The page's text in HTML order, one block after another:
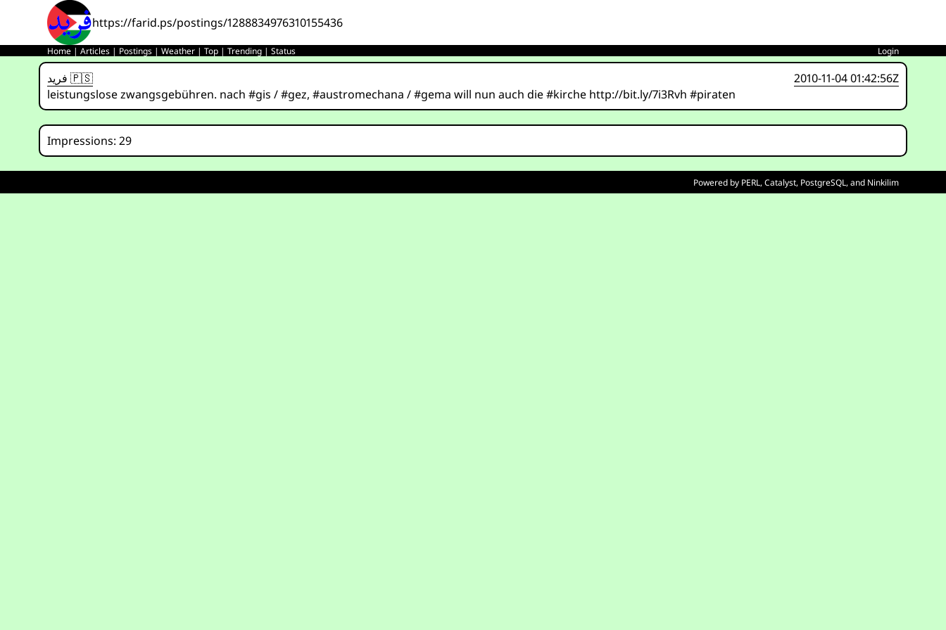
https://farid.ps/postings/1288834976310155436
Home |Articles | Postings |Weather |Top |Trending |Status Login
فريد 🇵🇸
2010-11-04 01:42:56Z
leistungslose zwangsgebühren. nach #gis / #gez, #austromechana / #gema will nun auch die #kirche http://bit.ly/7i3Rvh #piraten
Impressions: 29
Powered by PERL,Catalyst, PostgreSQL, and Ninkilim